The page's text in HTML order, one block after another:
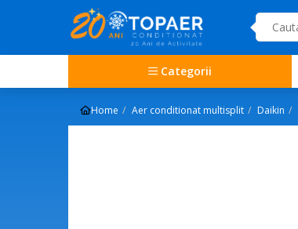
Categorii
Home Aer conditionat multisplit Daikin